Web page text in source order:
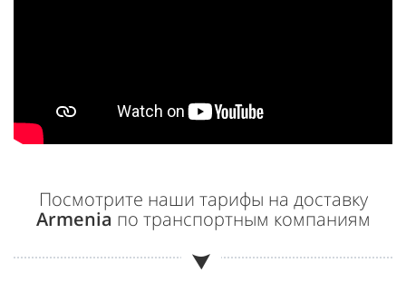
Посмотрите наши тарифы на доставку
Armenia по транспортным компаниям